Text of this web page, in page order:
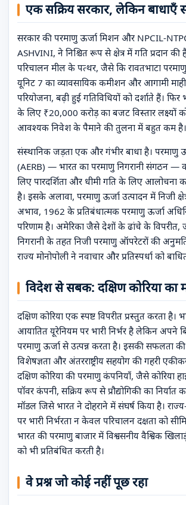
एक सक्रिय सरकार, लेकिन बाधाएँ
सरकार की परमाणु ऊर्जा मिशन और NPCIL-
ASHVINI, ने निश्चित रूप से क्षेत्र में गति प्रदान की
परिचालन मील के पत्थर, जैसे कि रावतभाटा
यूनिट 7 का व्यावसायिक कमीशन और आगामी
परियोजना, बढ़ी हुई गतिविधियों को दर्शाते हैं।
के लिए ₹20,000 करोड़ का बजट विस्तार लक्ष्यों
आवश्यक निवेश के पैमाने की तुलना में बहुत कम है।
संस्थानिक जड़ता एक और गंभीर बाधा है। परमाणु
(AERB) — भारत का परमाणु निगरानी संगठन —
लिए पारदर्शिता और धीमी गति के लिए आलोचना
है। इसके अलावा, परमाणु ऊर्जा उत्पादन में निजी
अभाव, 1962 के प्रतिबंधात्मक परमाणु ऊर्जा
परिणाम है। अमेरिका जैसे देशों के ढांचे के विपरीत,
निगरानी के तहत निजी परमाणु ऑपरेटरों की
राज्य मोनोपोली ने नवाचार और प्रतिस्पर्धा को
विदेश से सबक: दक्षिण कोरिया का
दक्षिण कोरिया एक स्पष्ट विपरीत प्रस्तुत करता है।
आयातित यूरेनियम पर भारी निर्भर है लेकिन अपने
परमाणु ऊर्जा से उत्पन्न करता है। इसकी सफलता की
विशेषज्ञता और अंतरराष्ट्रीय सहयोग की गहरी
दक्षिण कोरिया की परमाणु कंपनियाँ, जैसे कोरिया
पॉवर कंपनी, सक्रिय रूप से प्रौद्योगिकी का
मॉडल जिसे भारत ने दोहराने में संघर्ष किया है।
पर भारी निर्भरता न केवल परिचालन दक्षता को
भारत की परमाणु बाजार में विश्वसनीय वैश्विक
को भी प्रतिबंधित करती है।
वे प्रश्न जो कोई नहीं पूछ रहा